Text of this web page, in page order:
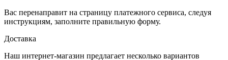
Вас перенаправит на страницу платежного сервиса, следуя
инструкциям, заполните правильную форму.
Доставка
Наш интернет-магазин предлагает несколько вариантов